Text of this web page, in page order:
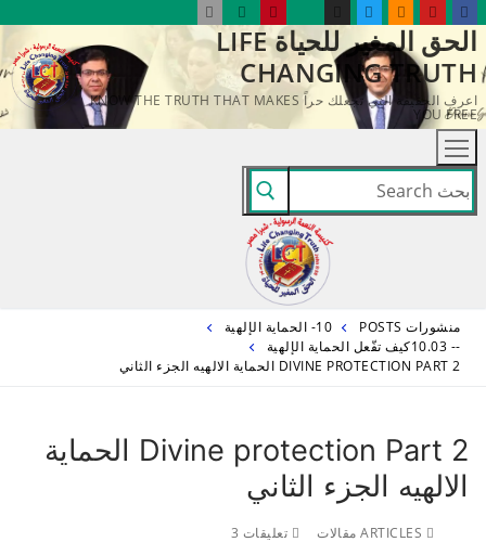
التجاوز
إلى
المحتوى
الحق المغير للحياة LIFE
CHANGING TRUTH
اعرف الحقيقة التي تجعلك حراً KNOW THE TRUTH THAT MAKES
YOU FREE
البحث
عن:
منشورات POSTS
10- الحماية الإلهية
-- 10.03كيف تفّعل الحماية الإلهية
DIVINE PROTECTION PART 2 الحماية الالهيه الجزء الثاني
Divine protection Part 2 الحماية
الالهيه الجزء الثاني
تعليقات 3